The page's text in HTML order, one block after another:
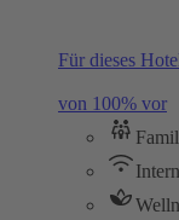
Für dieses
von 100% vor